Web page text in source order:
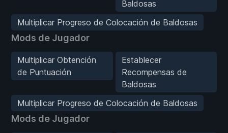
Baldosas
Multiplicar Progreso de Colocación de Baldosas
Mods de Jugador
Multiplicar Obtención
de Puntuación
Establecer
Recompensas de
Baldosas
Multiplicar Progreso de Colocación de Baldosas
Mods de Jugador